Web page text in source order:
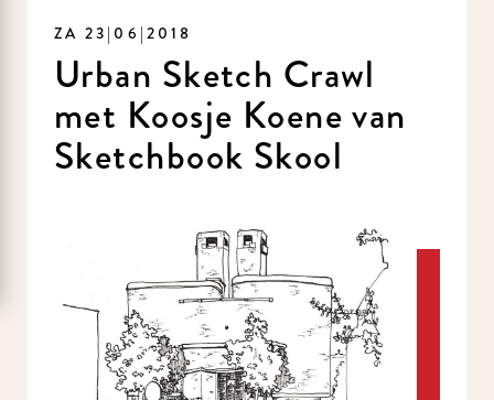
ZA 23|06|2018
Urban Sketch Crawl
met Koosje Koene van
Sketchbook Skool